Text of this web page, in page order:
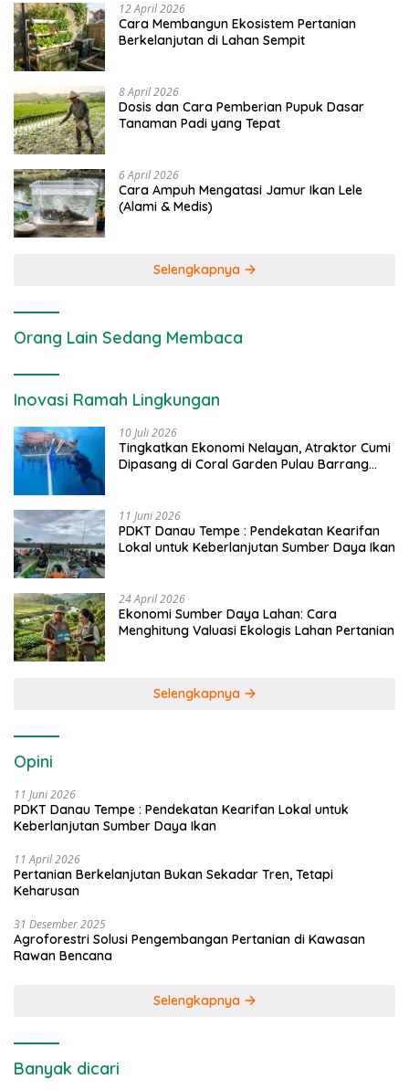
12 April 2026
Cara Membangun Ekosistem Pertanian
Berkelanjutan di Lahan Sempit
8 April 2026
Dosis dan Cara Pemberian Pupuk Dasar
Tanaman Padi yang Tepat
6 April 2026
Cara Ampuh Mengatasi Jamur Ikan Lele
(Alami & Medis)
Selengkapnya
Orang Lain Sedang Membaca
Inovasi Ramah Lingkungan
10 Juli 2026
Tingkatkan Ekonomi Nelayan, Atraktor Cumi
Dipasang di Coral Garden Pulau Barrang
11 Juni 2026
PDKT Danau Tempe : Pendekatan Kearifan
Lokal untuk Keberlanjutan Sumber Daya Ikan
24 April 2026
Ekonomi Sumber Daya Lahan: Cara
Menghitung Valuasi Ekologis Lahan Pertanian
Selengkapnya
Opini
11 Juni 2026
PDKT Danau Tempe : Pendekatan Kearifan Lokal untuk
Keberlanjutan Sumber Daya Ikan
11 April 2026
Pertanian Berkelanjutan Bukan Sekadar Tren, Tetapi
Keharusan
31 Desember 2025
Agroforestri Solusi Pengembangan Pertanian di Kawasan
Rawan Bencana
Selengkapnya
Banyak dicari